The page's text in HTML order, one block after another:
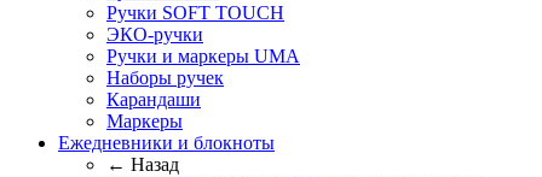
Ручки SOFT TOUCH
ЭКО-ручки
Ручки и маркеры UMA
Наборы ручек
Карандаши
Маркеры
Ежедневники и блокноты
← Назад